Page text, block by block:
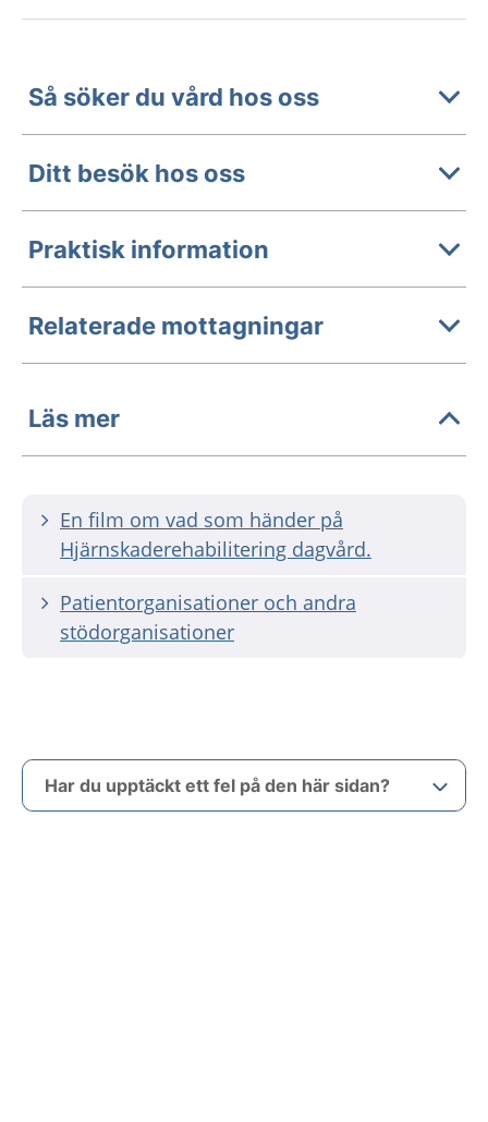
Så söker du vård hos oss
Ditt besök hos oss
Praktisk information
Relaterade mottagningar
Läs mer
En film om vad som händer på
Hjärnskaderehabilitering dagvård.
Patientorganisationer och andra
stödorganisationer
Har du upptäckt ett fel på den här sidan?